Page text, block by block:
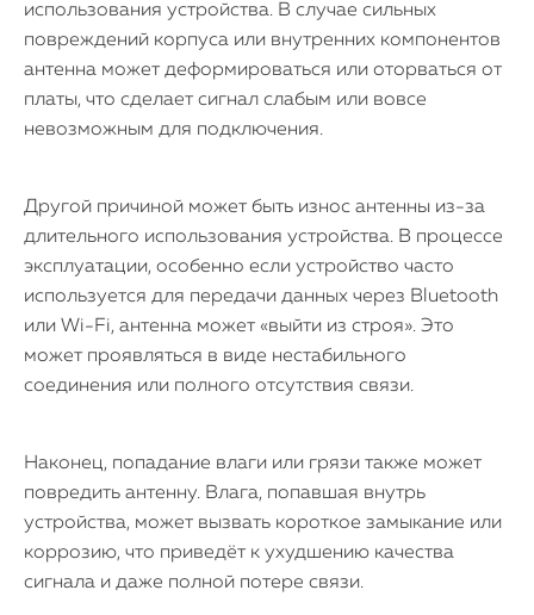
использования устройства. В случае сильных
повреждений корпуса или внутренних компонентов
антенна может деформироваться или оторваться от
платы, что сделает сигнал слабым или вовсе
невозможным для подключения.
Другой причиной может быть износ антенны из-за
длительного использования устройства. В процессе
эксплуатации, особенно если устройство часто
используется для передачи данных через Bluetooth
или Wi-Fi, антенна может «выйти из строя». Это
может проявляться в виде нестабильного
соединения или полного отсутствия связи.
Наконец, попадание влаги или грязи также может
повредить антенну. Влага, попавшая внутрь
устройства, может вызвать короткое замыкание или
коррозию, что приведёт к ухудшению качества
сигнала и даже полной потере связи.